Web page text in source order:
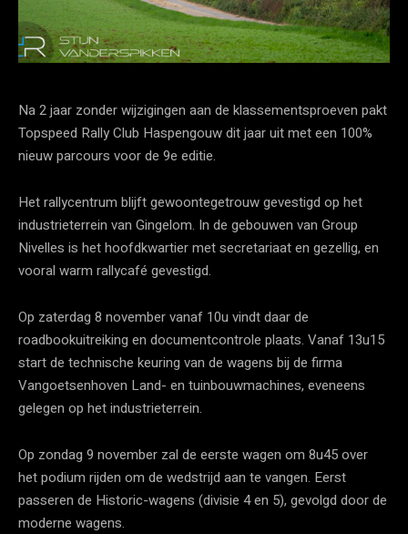
Na 2 jaar zonder wijzigingen aan de klassementsproeven pakt
Topspeed Rally Club Haspengouw dit jaar uit met een 100%
nieuw parcours voor de 9e editie.
Het rallycentrum blijft gewoontegetrouw gevestigd op het
industrieterrein van Gingelom. In de gebouwen van Group
Nivelles is het hoofdkwartier met secretariaat en gezellig, en
vooral warm rallycafé gevestigd.
Op zaterdag 8 november vanaf 10u vindt daar de
roadbookuitreiking en documentcontrole plaats. Vanaf 13u15
start de technische keuring van de wagens bij de firma
Vangoetsenhoven Land- en tuinbouwmachines, eveneens
gelegen op het industrieterrein.
Op zondag 9 november zal de eerste wagen om 8u45 over
het podium rijden om de wedstrijd aan te vangen. Eerst
passeren de Historic-wagens (divisie 4 en 5), gevolgd door de
moderne wagens.